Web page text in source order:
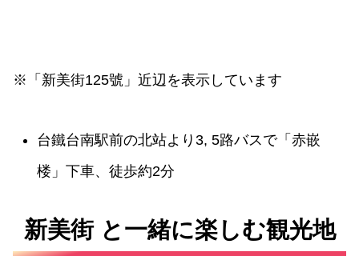
※「新美街125號」近辺を表示しています
台鐵台南駅前の北站より3, 5路バスで「赤嵌
楼」下車、徒歩約2分
新美街 と一緒に楽しむ観光地